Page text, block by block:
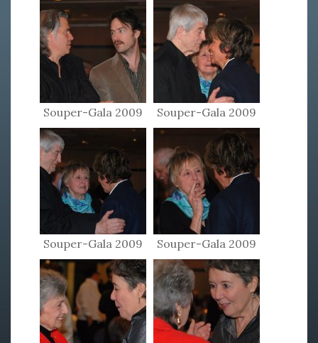
Souper-Gala 2009 Souper-Gala 2009
Souper-Gala 2009 Souper-Gala 2009